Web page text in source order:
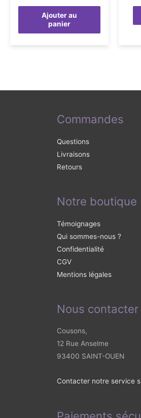
Ajouter au
panier
Commandes
Questions
Livraisons
Retours
Notre boutique
Témoignages
Qui sommes-nous ?
Confidentialité
CGV
Mentions légales
Nous contacter
Cousons,
12 Rue Anselme
93400 SAINT-OUEN
Contacter notre service